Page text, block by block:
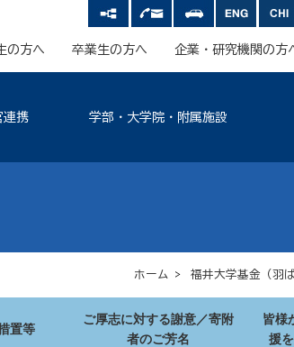
の方へ 卒業生の方へ 企業・研究機関の方
連携 学部・大学院・附属施設
ホーム > 福井大学基金（羽
置等
ご厚志に対する謝意／寄附
者のご芳名
皆様
援